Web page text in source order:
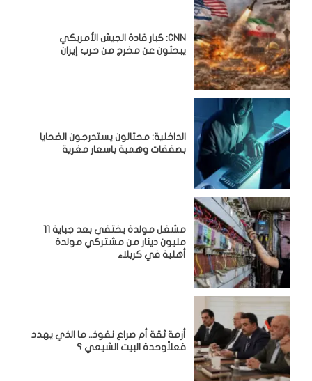
CNN: كبار قادة الجيش الأمريكي
يبحثون عن مخرج من حرب إيران
الداخلية: محتالون يستدرجون الضحايا
بصفقات وهمية باسعار مغرية
مشغل مولدة يختفي بعد جباية 11
مليون دينار من مشتركي مولدة
أهلية في كربلاء
أزمة ثقة أم صراع نفوذ.. ما الذي يهدد
فعلاًوحدة البيت الشيعي ؟